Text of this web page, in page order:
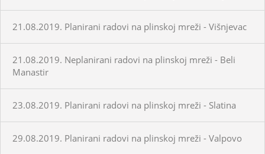
21.08.2019. Planirani radovi na plinskoj mreži - Višnjevac
21.08.2019. Neplanirani radovi na plinskoj mreži - Beli
Manastir
23.08.2019. Planirani radovi na plinskoj mreži - Slatina
29.08.2019. Planirani radovi na plinskoj mreži - Valpovo